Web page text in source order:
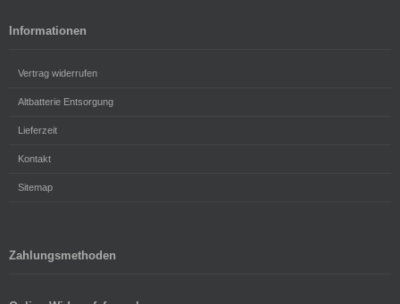
Informationen
Vertrag widerrufen
Altbatterie Entsorgung
Lieferzeit
Kontakt
Sitemap
Zahlungsmethoden